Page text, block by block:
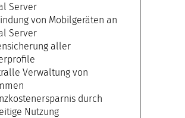
Server
von Mobilgeräten an
Server
aller
Verwaltung von
durch
Nutzung